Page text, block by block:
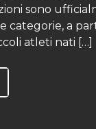
sono
categorie, a
atleti nati […]